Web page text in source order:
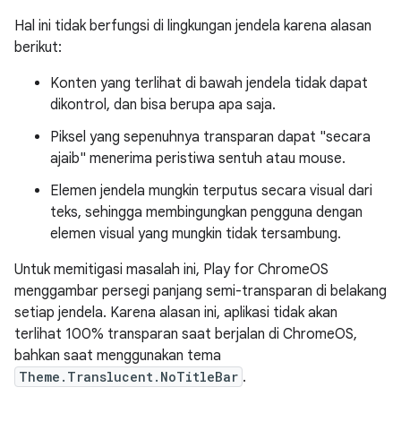
Hal ini tidak berfungsi di lingkungan jendela karena alasan
berikut:
Konten yang terlihat di bawah jendela tidak dapat
dikontrol, dan bisa berupa apa saja.
Piksel yang sepenuhnya transparan dapat "secara
ajaib" menerima peristiwa sentuh atau mouse.
Elemen jendela mungkin terputus secara visual dari
teks, sehingga membingungkan pengguna dengan
elemen visual yang mungkin tidak tersambung.
Untuk memitigasi masalah ini, Play for ChromeOS
menggambar persegi panjang semi-transparan di belakang
setiap jendela. Karena alasan ini, aplikasi tidak akan
terlihat 100% transparan saat berjalan di ChromeOS,
bahkan saat menggunakan tema
Theme.Translucent.NoTitleBar .